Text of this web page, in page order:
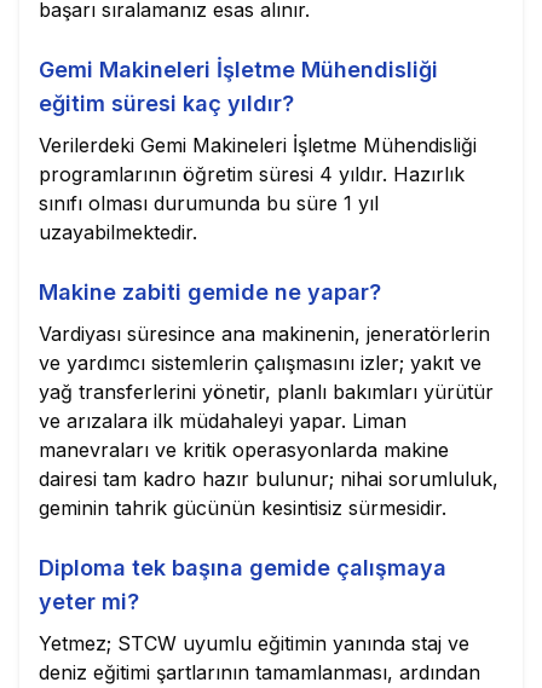
başarı sıralamanız esas alınır.
Gemi Makineleri İşletme Mühendisliği
eğitim süresi kaç yıldır?
Verilerdeki Gemi Makineleri İşletme Mühendisliği
programlarının öğretim süresi 4 yıldır. Hazırlık
sınıfı olması durumunda bu süre 1 yıl
uzayabilmektedir.
Makine zabiti gemide ne yapar?
Vardiyası süresince ana makinenin, jeneratörlerin
ve yardımcı sistemlerin çalışmasını izler; yakıt ve
yağ transferlerini yönetir, planlı bakımları yürütür
ve arızalara ilk müdahaleyi yapar. Liman
manevraları ve kritik operasyonlarda makine
dairesi tam kadro hazır bulunur; nihai sorumluluk,
geminin tahrik gücünün kesintisiz sürmesidir.
Diploma tek başına gemide çalışmaya
yeter mi?
Yetmez; STCW uyumlu eğitimin yanında staj ve
deniz eğitimi şartlarının tamamlanması, ardından